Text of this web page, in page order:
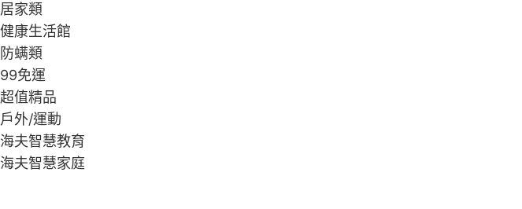
居家類
健康生活館
防螨類
99免運
超值精品
戶外/運動
海夫智慧教育
海夫智慧家庭